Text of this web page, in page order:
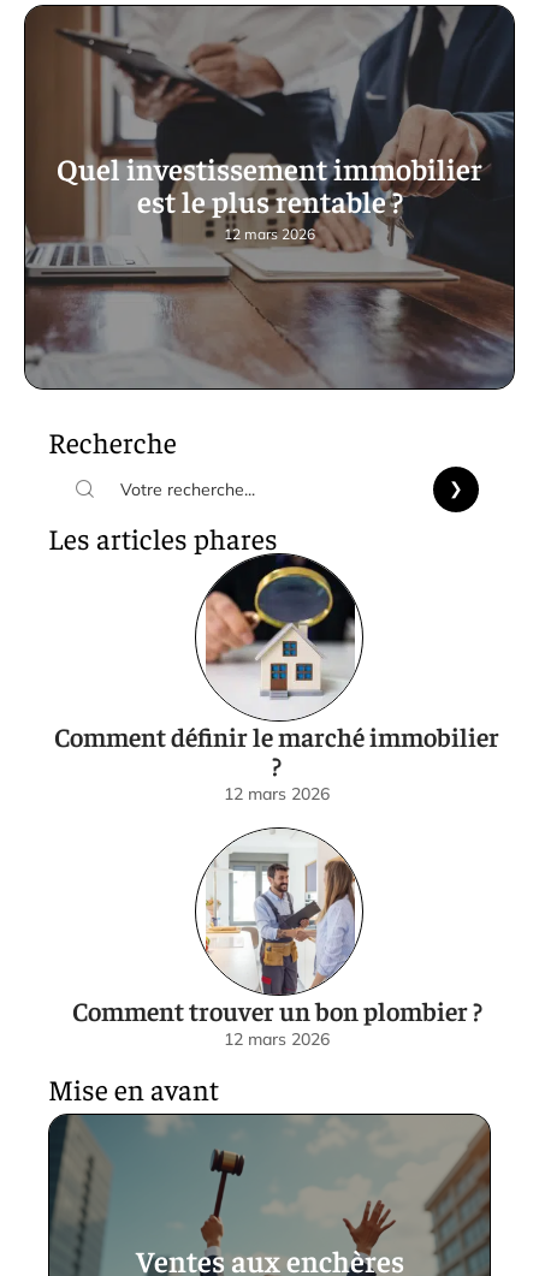
Quel investissement immobilier
est le plus rentable ?
12 mars 2026
Recherche
Les articles phares
Comment définir le marché immobilier
?
12 mars 2026
Comment trouver un bon plombier ?
12 mars 2026
Mise en avant
Ventes aux enchères